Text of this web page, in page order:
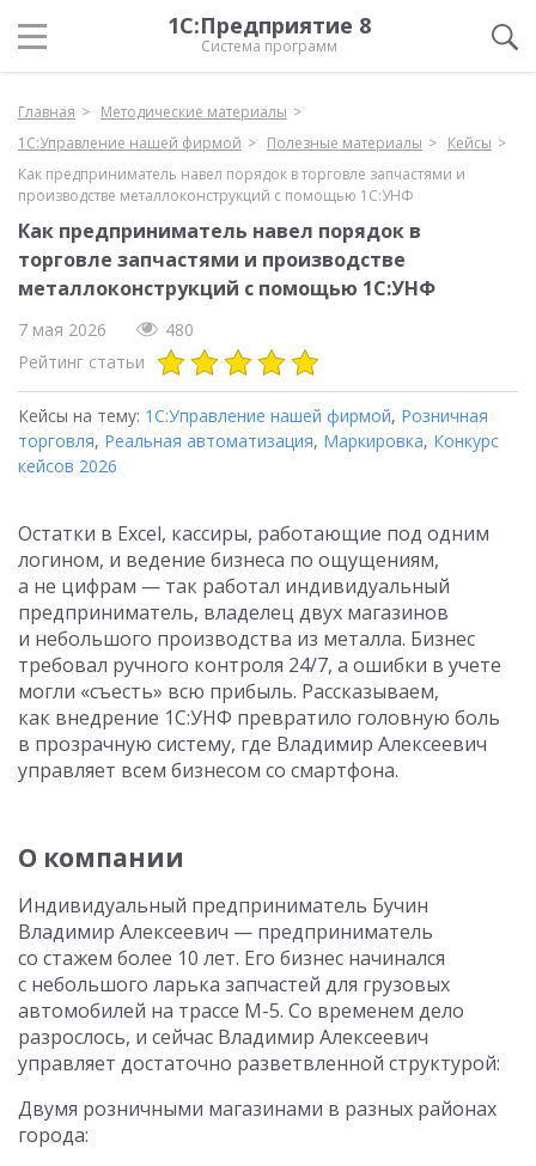
1С:Предприятие 8
Система программ
Главная
Методические материалы
1С:Управление нашей фирмой
Полезные материалы
Кейсы
Как предприниматель навел порядок в торговле запчастями и
производстве металлоконструкций с помощью 1С:УНФ
Как предприниматель навел порядок в
торговле запчастями и производстве
металлоконструкций с помощью 1С:УНФ
7 мая 2026
480
Рейтинг статьи
Кейсы на тему: 1С:Управление нашей фирмой, Розничная
торговля, Реальная автоматизация, Маркировка, Конкурс
кейсов 2026
Остатки в Excel, кассиры, работающие под одним
логином, и ведение бизнеса по ощущениям,
а не цифрам — так работал индивидуальный
предприниматель, владелец двух магазинов
и небольшого производства из металла. Бизнес
требовал ручного контроля 24/7, а ошибки в учете
могли «съесть» всю прибыль. Рассказываем,
как внедрение 1С:УНФ превратило головную боль
в прозрачную систему, где Владимир Алексеевич
управляет всем бизнесом со смартфона.
О компании
Индивидуальный предприниматель Бучин
Владимир Алексеевич — предприниматель
со стажем более 10 лет. Его бизнес начинался
с небольшого ларька запчастей для грузовых
автомобилей на трассе М-5. Со временем дело
разрослось, и сейчас Владимир Алексеевич
управляет достаточно разветвленной структурой:
Двумя розничными магазинами в разных районах
города: